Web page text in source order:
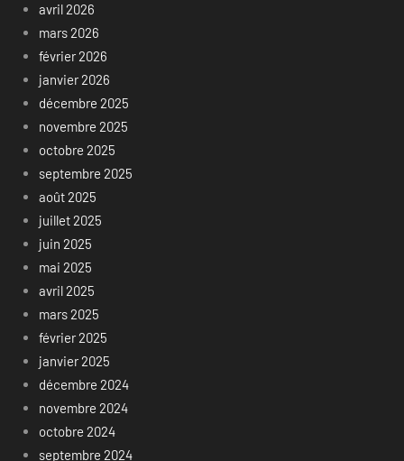
avril 2026
mars 2026
février 2026
janvier 2026
décembre 2025
novembre 2025
octobre 2025
septembre 2025
août 2025
juillet 2025
juin 2025
mai 2025
avril 2025
mars 2025
février 2025
janvier 2025
décembre 2024
novembre 2024
octobre 2024
septembre 2024